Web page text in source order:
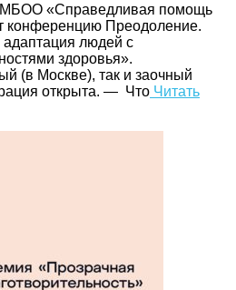
МБОО «Справедливая помощь
конференцию Преодоление.
адаптация людей с
здоровья».
(в Москве), так и заочный
открыта. — Что Читать